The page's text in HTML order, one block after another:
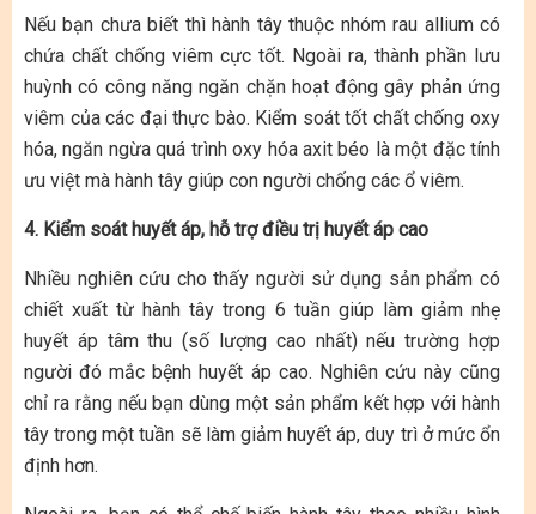
Nếu bạn chưa biết thì hành tây thuộc nhóm rau allium có
chứa chất chống viêm cực tốt. Ngoài ra, thành phần lưu
huỳnh có công năng ngăn chặn hoạt động gây phản ứng
viêm của các đại thực bào. Kiểm soát tốt chất chống oxy
hóa, ngăn ngừa quá trình oxy hóa axit béo là một đặc tính
ưu việt mà hành tây giúp con người chống các ổ viêm.
4. Kiểm soát huyết áp, hỗ trợ điều trị huyết áp cao
Nhiều nghiên cứu cho thấy người sử dụng sản phẩm có
chiết xuất từ hành tây trong 6 tuần giúp làm giảm nhẹ
huyết áp tâm thu (số lượng cao nhất) nếu trường hợp
người đó mắc bệnh huyết áp cao. Nghiên cứu này cũng
chỉ ra rằng nếu bạn dùng một sản phẩm kết hợp với hành
tây trong một tuần sẽ làm giảm huyết áp, duy trì ở mức ổn
định hơn.